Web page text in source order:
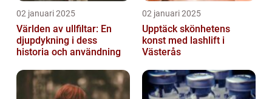
02 januari 2025
Världen av ullfiltar: En
djupdykning i dess
historia och användning
02 januari 2025
Upptäck skönhetens
konst med lashlift i
Västerås